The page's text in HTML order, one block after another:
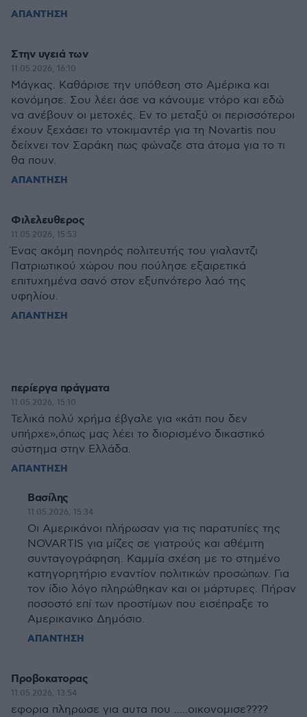
ΑΠΑΝΤΗΣΗ
Στην υγειά των
11.05.2026, 16:10
Μάγκας. Καθάρισε την υπόθεση στο Αμέρικα και
κονόμησε. Σου λέει άσε να κάνουμε ντόρο και εδώ
να ανέβουν οι μετοχές. Εν το μεταξύ οι περισσότεροι
έχουν ξεχάσει το ντοκιμαντέρ για τη Novartis που
δείχνει τον Σαράκη πως φώναζε στα άτομα για το τι
θα πουν.
ΑΠΑΝΤΗΣΗ
Φιλελευθερος
11.05.2026, 15:53
Ένας ακόμη πονηρός πολιτευτής του γιαλαντζι
Πατριωτικού χώρου που πούλησε εξαιρετικά
επιτυχημένα σανό στον εξυπνότερο λαό της
υφηλίου.
ΑΠΑΝΤΗΣΗ
περίεργα πράγματα
11.05.2026, 15:10
Τελικά πολύ χρήμα έβγαλε για «κάτι που δεν
υπήρχε»,όπως μας λέει το διορισμένο δικαστικό
σύστημα στην Ελλάδα.
ΑΠΑΝΤΗΣΗ
Βασίλης
11.05.2026, 15:34
Οι Αμερικάνοι πλήρωσαν για τις παρατυπίες της
NOVARTIS για μίζες σε γιατρούς και αθέμιτη
συνταγογράφηση. Καμμία σχέση με το στημένο
κατηγορητήριο εναντίον πολιτικών προσώπων. Για
τον ίδιο λόγο πληρώθηκαν και οι μάρτυρες. Πήραν
ποσοστό επί των προστίμων που εισέπραξε το
Αμερικανικο Δημόσιο.
ΑΠΑΝΤΗΣΗ
Προβοκατορας
11.05.2026, 13:54
εφορια πληρωσε για αυτα που .....οικονομισε????